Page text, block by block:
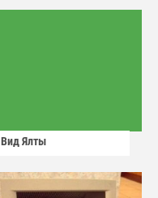
Вид Ялты